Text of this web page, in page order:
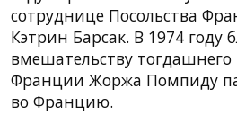
сотруднице Посольства
Кэтрин Барсак. В 1974 году
вмешательству тогдашнего
Франции Жоржа Помпиду
во Францию.